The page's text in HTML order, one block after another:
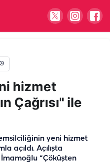
hizmet
Çağrısı" ile
yeni hizmet
açıldı. Açılışta
“Çöküşten
gelişme! Sabit fiyat